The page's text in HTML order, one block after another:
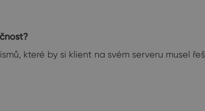
které by si klient na svém serveru musel